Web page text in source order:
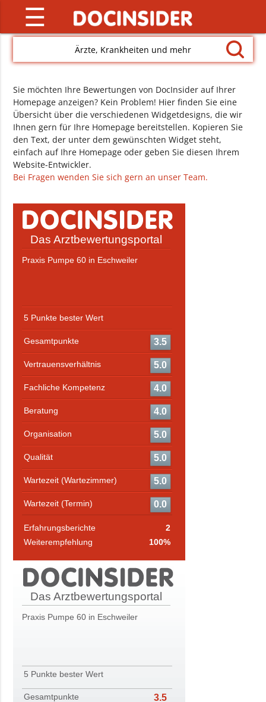
☰
Ärzte, Krankheiten und mehr
Sie möchten Ihre Bewertungen von DocInsider auf Ihrer
Homepage anzeigen? Kein Problem! Hier finden Sie eine
Übersicht über die verschiedenen Widgetdesigns, die wir
Ihnen gern für Ihre Homepage bereitstellen. Kopieren Sie
den Text, der unter dem gewünschten Widget steht,
einfach auf Ihre Homepage oder geben Sie diesen Ihrem
Website-Entwickler.
Bei Fragen wenden Sie sich gern an unser Team.